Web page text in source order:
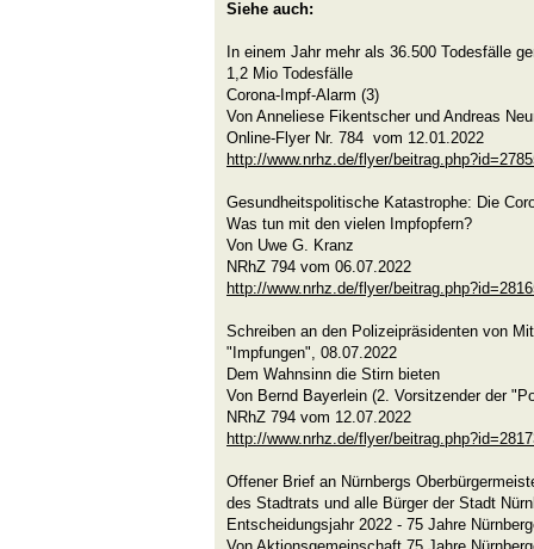
Siehe auch:
In einem Jahr mehr als 36.500 Todesfälle
1,2 Mio Todesfälle
Corona-Impf-Alarm (3)
Von Anneliese Fikentscher und Andreas
Online-Flyer Nr. 784 vom 12.01.2022
http://www.nrhz.de/flyer/
Gesundheitspolitische Katastrophe: Die
Was tun mit den vielen Impfopfern?
Von Uwe G. Kranz
NRhZ 794 vom 06.07.2022
http://www.nrhz.de/flyer/
Schreiben an den Polizeipräsidenten von
"Impfungen", 08.07.2022
Dem Wahnsinn die Stirn bieten
Von Bernd Bayerlein (2. Vorsitzender der
NRhZ 794 vom 12.07.2022
http://www.nrhz.de/flyer/
Offener Brief an Nürnbergs
des Stadtrats und alle Bürger der Stadt
Entscheidungsjahr 2022 - 75 Jahre